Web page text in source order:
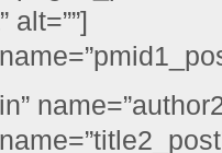
alt=””]